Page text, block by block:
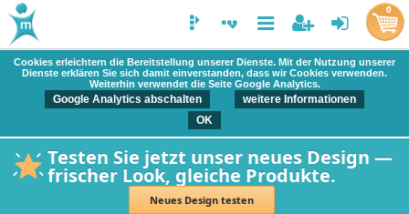
Cookies erleichtern die Bereitstellung unserer Dienste. Mit der Nutzung unserer
Dienste erklären Sie sich damit einverstanden, dass wir Cookies verwenden.
Weiterhin verwendet die Seite Google Analytics.
Google Analytics abschalten
weitere Informationen
OK
Testen Sie jetzt unser neues Design —
frischer Look, gleiche Produkte.
Neues Design testen
0